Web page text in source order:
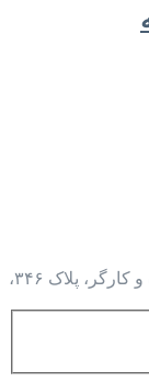
تهران، بلوار کشاورز، بین جمالزاده و کارگر، پلاک ۳۴۶،